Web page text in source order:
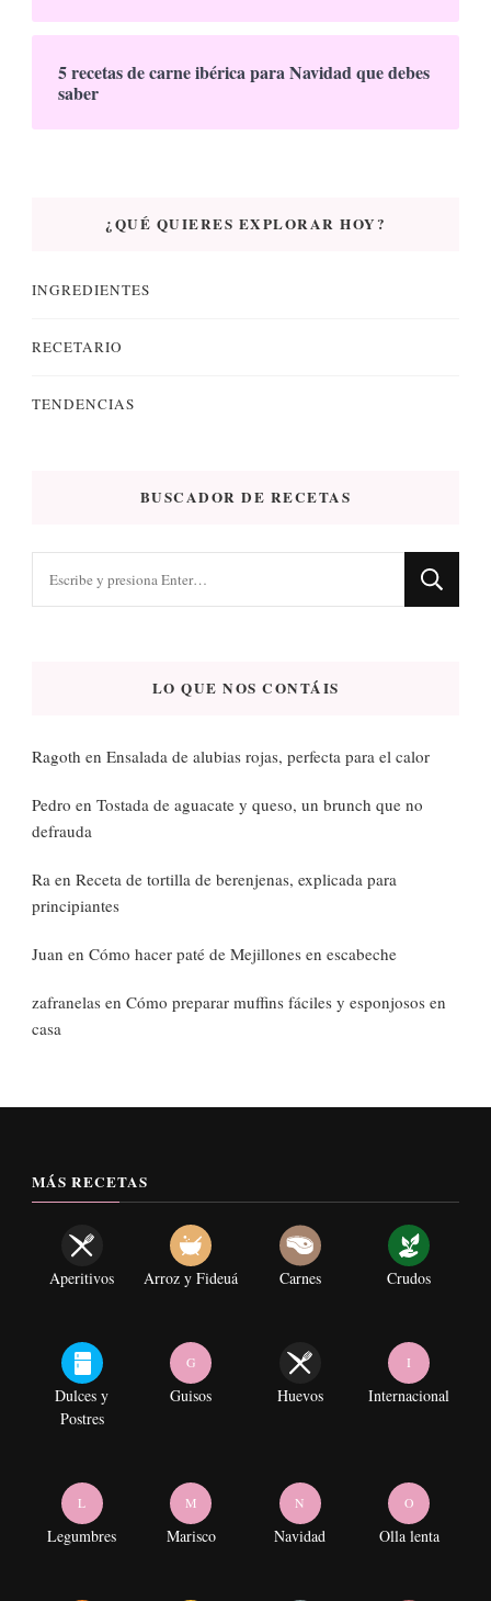
5 recetas de carne ibérica para Navidad que debes
saber
¿QUÉ QUIERES EXPLORAR HOY?
INGREDIENTES
RECETARIO
TENDENCIAS
BUSCADOR DE RECETAS
LO QUE NOS CONTÁIS
Ragoth en Ensalada de alubias rojas, perfecta para el calor
Pedro en Tostada de aguacate y queso, un brunch que no
defrauda
Ra en Receta de tortilla de berenjenas, explicada para
principiantes
Juan en Cómo hacer paté de Mejillones en escabeche
zafranelas en Cómo preparar muffins fáciles y esponjosos en
casa
MÁS RECETAS
Aperitivos Arroz y Fideuá Carnes Crudos
Dulces y
Postres
G
Guisos Huevos
I
Internacional
L
Legumbres
M
Marisco
N
Navidad
O
Olla lenta